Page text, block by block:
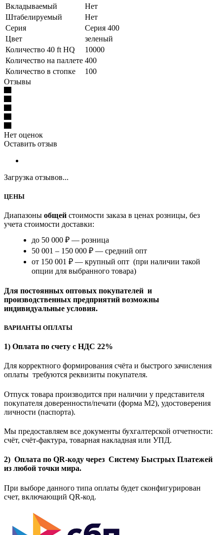
Вкладываемый
Нет
Штабелируемый
Нет
Серия
Серия 400
Цвет
зеленый
Количество 40 ft HQ
10000
Количество на паллете 400
Количество в стопке
100
Отзывы
Нет оценок
Оставить отзыв
Загрузка отзывов...
ЦЕНЫ
Диапазоны общей стоимости заказа в ценах розницы, без
учета стоимости доставки:
до 50 000 ₽ — розница
50 001 – 150 000 ₽ — средний опт
от 150 001 ₽ — крупный опт (при наличии такой
опции для выбранного товара)
Для постоянных оптовых покупателей и
производственных предприятий возможны
индивидуальные условия.
ВАРИАНТЫ ОПЛАТЫ
1) Оплата по счету с НДС 22%
Для корректного формирования счёта и быстрого зачисления
оплаты требуются реквизиты покупателя.
Отпуск товара производится при наличии у представителя
покупателя доверенности/печати (форма M2), удостоверения
личности (паспорта).
Мы предоставляем все документы бухгалтерской отчетности:
счёт, счёт-фактура, товарная накладная или УПД.
2) Оплата по QR-коду через Систему Быстрых Платежей
из любой точки мира.
При выборе данного типа оплаты будет сконфигурирован
счет, включающий QR-код.